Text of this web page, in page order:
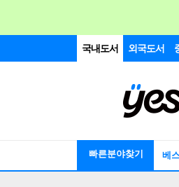
국내도서 외국도서
빠른분야찾기 베